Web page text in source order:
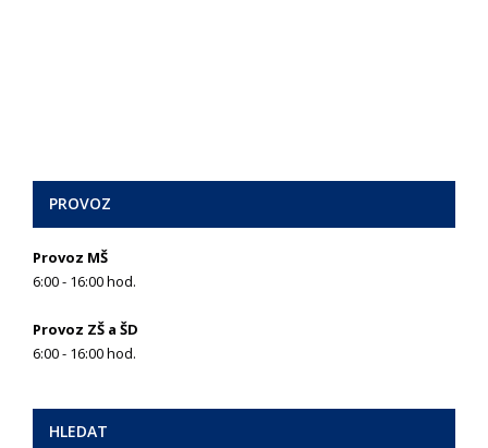
PROVOZ
Provoz MŠ
6:00 - 16:00 hod.
Provoz ZŠ a ŠD
6:00 - 16:00 hod.
HLEDAT